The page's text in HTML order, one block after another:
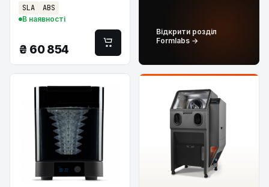
SLA ABS
В наявності
₴ 60 854
Відкрити розділ
Formlabs →